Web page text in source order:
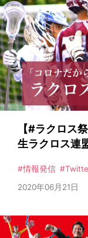
トレーナー
競技力強化
サッカー
野球
メンタルト
募集
【#ラクロス
生ラクロス連
情報発信
SNS
2020年06月21日